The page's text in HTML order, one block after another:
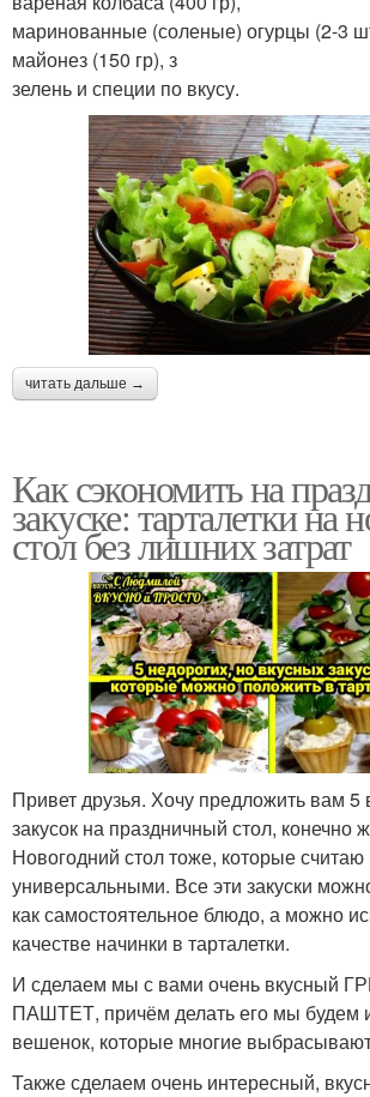
маринованные (соленые) огурцы (2-3
майонез (150 гр), з
зелень и специи по вкусу.
читать дальше →
Как сэкономить на
закуске: тарталетки на
стол без лишних затрат
Привет друзья. Хочу предложить вам 5
закусок на праздничный стол, конечно
Новогодний стол тоже, которые считаю
универсальными. Все эти закуски
как самостоятельное блюдо, а можно
качестве начинки в тарталетки.
И сделаем мы с вами очень вкусный
ПАШТЕТ, причём делать его мы будем
вешенок, которые многие
Также сделаем очень интересный,